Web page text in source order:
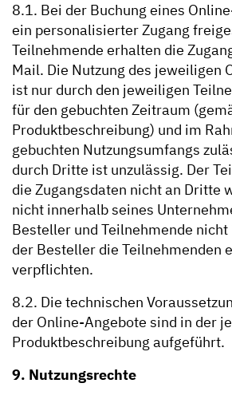
8.1. Bei der Buchung eines
ein personalisierter Zugang
Teilnehmende erhalten die
Mail. Die Nutzung des jeweiligen
ist nur durch den jeweiligen
für den gebuchten Zeitraum
Produktbeschreibung) und im
gebuchten Nutzungsumfangs
durch Dritte ist unzulässig. Der
die Zugangsdaten nicht an Dritte
nicht innerhalb seines
Besteller und Teilnehmende
der Besteller die Teilnehmenden
verpflichten.
8.2. Die technischen
der Online-Angebote sind in der
Produktbeschreibung aufgeführt.
9. Nutzungsrechte